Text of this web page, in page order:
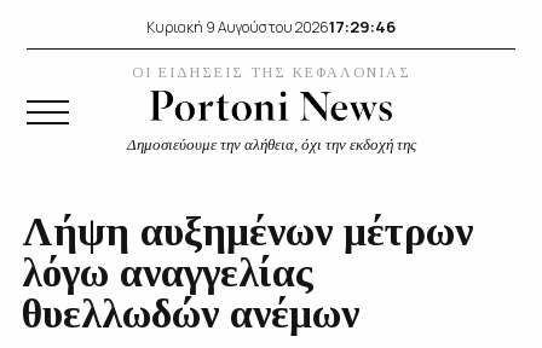
Κυριακή 9 Αυγούστου 202617:29:47
ΟΙ ΕΙΔΗΣΕΙΣ ΤΗΣ ΚΕΦΑΛΟΝΙΑΣ
Δημοσιεύουμε την αλήθεια, όχι την εκδοχή της
Λήψη αυξημένων μέτρων
λόγω αναγγελίας
θυελλωδών ανέμων